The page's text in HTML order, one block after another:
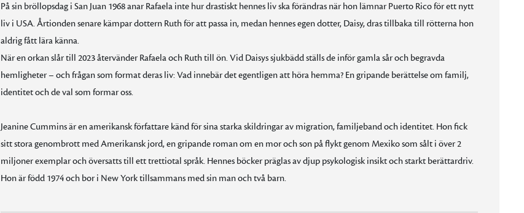
På sin bröllopsdag i San Juan 1968 anar Rafaela inte hur drastiskt hennes liv ska förändras när hon lämnar Puerto Rico för ett nytt
liv i USA. Årtionden senare kämpar dottern Ruth för att passa in, medan hennes egen dotter, Daisy, dras tillbaka till rötterna hon
aldrig fått lära känna.
När en orkan slår till 2023 återvänder Rafaela och Ruth till ön. Vid Daisys sjukbädd ställs de inför gamla sår och begravda
hemligheter – och frågan som format deras liv: Vad innebär det egentligen att höra hemma? En gripande berättelse om familj,
identitet och de val som formar oss.
Jeanine Cummins är en amerikansk författare känd för sina starka skildringar av migration, familjeband och identitet. Hon fick
sitt stora genombrott med Amerikansk jord, en gripande roman om en mor och son på flykt genom Mexiko som sålt i över 2
miljoner exemplar och översatts till ett trettiotal språk. Hennes böcker präglas av djup psykologisk insikt och starkt berättardriv.
Hon är född 1974 och bor i New York tillsammans med sin man och två barn.